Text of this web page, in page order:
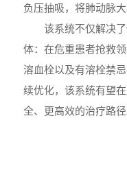
负压抽吸，将肺动脉
该系统不仅解决
体：在危重患者抢救
溶血栓以及有溶栓禁
续优化，该系统有望
全、更高效的治疗路径